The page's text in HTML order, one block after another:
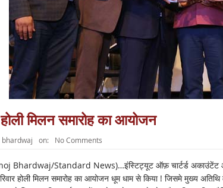
होली मिलन समारोह का आयोजन
bhardwaj on: No Comments
Bhardwaj/Standard News)…इंस्टिट्यूट ऑफ़ चार्टर्ड अकाउंटेंट
होली मिलन समारोह का आयोजन धूम धाम से किया ! जिसमे मुख्य